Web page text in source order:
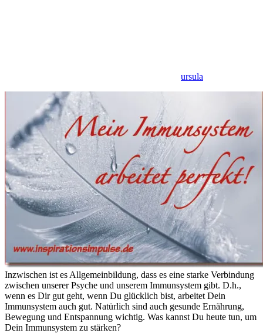
ursula
Inzwischen ist es Allgemeinbildung, dass es eine starke Verbindung
zwischen unserer Psyche und unserem Immunsystem gibt. D.h.,
wenn es Dir gut geht, wenn Du glücklich bist, arbeitet Dein
Immunsystem auch gut. Natürlich sind auch gesunde Ernährung,
Bewegung und Entspannung wichtig. Was kannst Du heute tun, um
Dein Immunsystem zu stärken?